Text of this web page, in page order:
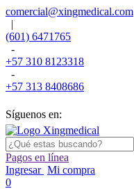
comercial@xingmedical.com
|
(601) 6471765
-
+57 310 8123318
-
+57 313 8408686
Síguenos en:
Pagos en línea
Ingresar Mi compra
0